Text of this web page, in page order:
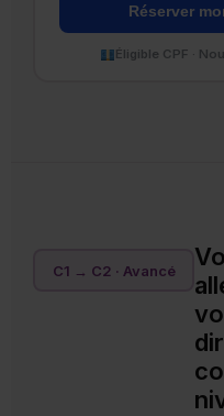
Réserver
Éligible CPF ·
C1 → C2 · Avancé